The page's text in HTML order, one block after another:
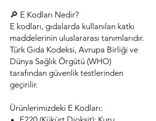
🔎 E Kodları Nedir?
E kodları, gıdalarda kullanılan katkı
maddelerinin uluslararası tanımlarıdır.
Türk Gıda Kodeksi, Avrupa Birliği ve
Dünya Sağlık Örgütü (WHO)
tarafından güvenlik testlerinden
geçirilir.
Ürünlerimizdeki E Kodları: